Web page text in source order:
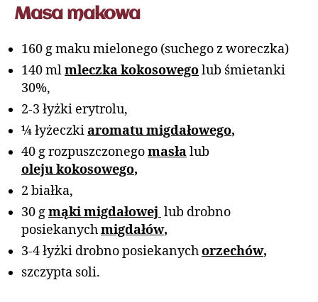
Masa makowa
160 g maku mielonego (suchego z woreczka)
140 mlmleczka kokosowegolub śmietanki
30%,
2-3 łyżki erytrolu,
¼ łyżeczkiaromatu migdałowego,
40 g rozpuszczonegomasłalub
olejukokosowego,
2 białka,
30 gmąki migdałowej lub drobno
posiekanychmigdałów,
3-4 łyżki drobno posiekanychorzechów,
szczypta soli.